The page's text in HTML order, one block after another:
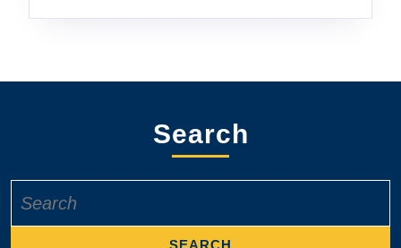
Search
for: